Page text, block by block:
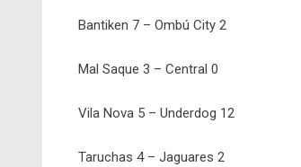
Bantiken 7 – Ombú City 2
Mal Saque 3 – Central 0
Vila Nova 5 – Underdog 12
Taruchas 4 – Jaguares 2